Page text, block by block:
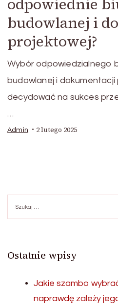
odpowiednie
budowlanej i
projektowej?
Wybór odpowiedzialnego
budowlanej i
decydować na sukces
…
Admin 2 lutego 2025
Ostatnie wpisy
Jakie szambo
naprawdę zależy